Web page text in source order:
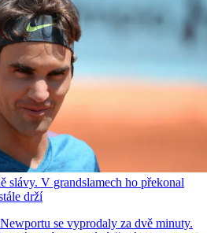
slávy. V grandslamech ho překonal
drží
se vyprodaly za dvě minuty.